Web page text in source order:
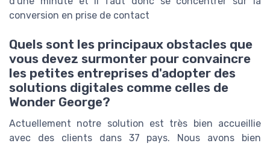
conversion en prise de contact
Quels sont les principaux obstacles que
vous devez surmonter pour convaincre
les petites entreprises d'adopter des
solutions digitales comme celles de
Wonder George?
Actuellement notre solution est très bien accueillie
avec des clients dans 37 pays. Nous avons bien